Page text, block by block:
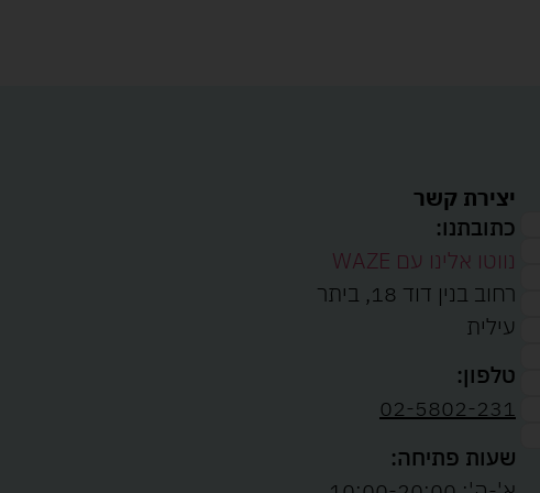
יצירת קשר
כתובתנו:
נווטו אלינו עם WAZE
רחוב בנין דוד 18, ביתר
עילית
טלפון:
02-5802-231
שעות פתיחה: